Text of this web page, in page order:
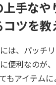
上手な
ツを教
は、パッチ
便利なのが
もアイテム